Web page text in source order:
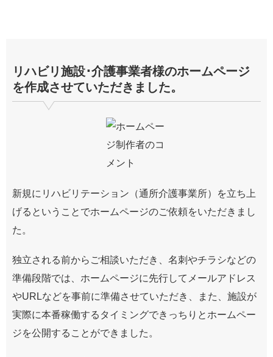
リハビリ施設･介護事業者様のホームページ
を作成させていただきました。
新規にリハビリテーション（通所介護事業所）を立ち上
げるということでホームページのご依頼をいただきまし
た。
独立される前からご相談いただき、名刺やチラシなどの
準備段階では、ホームページに先行してメールアドレス
やURLなどを事前に準備させていただき、また、施設が
実際に本番稼働するタイミングできっちりとホームペー
ジを公開することができました。